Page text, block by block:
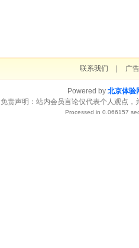
联系我们 广
Powered by 北京体验
免责声明：站内会员言论仅代表个人观点
Processed in 0.066157